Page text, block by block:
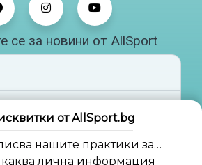
от AllSport.bg
нашите практики за
каква лична информация
се за новини от AllSport
Абонирай ме